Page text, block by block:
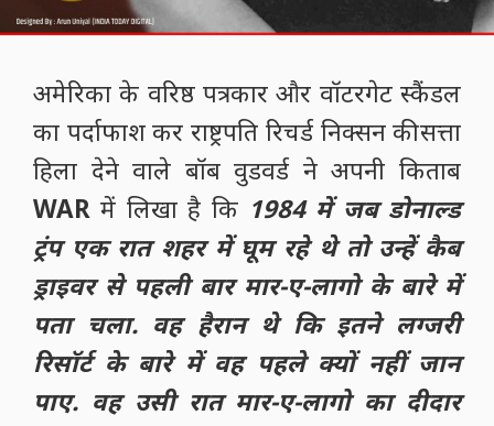
अमेरिका के वरिष्ठ पत्रकार और वॉटरगेट स्कैंडल
का पर्दाफाश कर राष्ट्रपति रिचर्ड निक्सन की सत्ता
हिला देने वाले बॉब वुडवर्ड ने अपनी किताब
WAR में लिखा है कि 1984 में जब डोनाल्ड
ट्रंप एक रात शहर में घूम रहे थे तो उन्हें कैब
ड्राइवर से पहली बार मार-ए-लागो के बारे में
पता चला. वह हैरान थे कि इतने लग्जरी
रिसॉर्ट के बारे में वह पहले क्यों नहीं जान
पाए. वह उसी रात मार-ए-लागो का दीदार